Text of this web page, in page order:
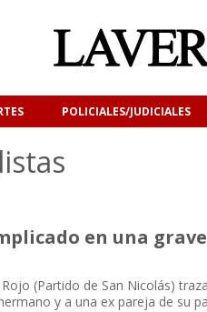
POLICIALES/JUDICIALES
en una
(Partido de San Nicolás)
y a una ex pareja de su